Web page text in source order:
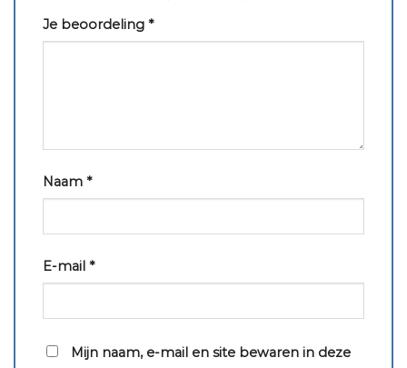
Je beoordeling *
Naam *
E-mail *
Mijn naam, e-mail en site bewaren in deze